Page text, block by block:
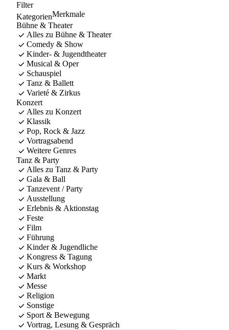
Filter
KategorienMerkmale
Bühne & Theater
Alles zu Bühne & Theater
Comedy & Show
Kinder- & Jugendtheater
Musical & Oper
Schauspiel
Tanz & Ballett
Varieté & Zirkus
Konzert
Alles zu Konzert
Klassik
Pop, Rock & Jazz
Vortragsabend
Weitere Genres
Tanz & Party
Alles zu Tanz & Party
Gala & Ball
Tanzevent / Party
Ausstellung
Erlebnis & Aktionstag
Feste
Film
Führung
Kinder & Jugendliche
Kongress & Tagung
Kurs & Workshop
Markt
Messe
Religion
Sonstige
Sport & Bewegung
Vortrag, Lesung & Gespräch